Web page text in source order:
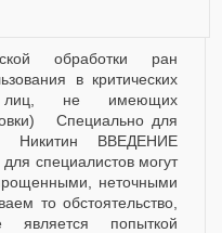
в критических
лиц, не имеющих
Специально для
Никитин ВВЕДЕНИЕ
специалистов могут
неточными
то обстоятельство,
попыткой